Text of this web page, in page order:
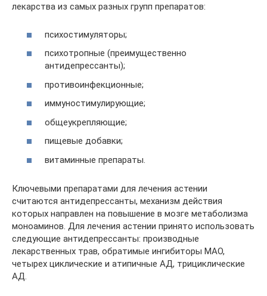
лекарства из самых разных групп препаратов:
психостимуляторы;
психотропные (преимущественно
антидепрессанты);
противоинфекционные;
иммуностимулирующие;
общеукрепляющие;
пищевые добавки;
витаминные препараты.
Ключевыми препаратами для лечения астении
считаются антидепрессанты, механизм действия
которых направлен на повышение в мозге метаболизма
моноаминов. Для лечения астении принято использовать
следующие антидепрессанты: производные
лекарственных трав, обратимые ингибиторы МАО,
четырех циклические и атипичные АД, трициклические
АД.